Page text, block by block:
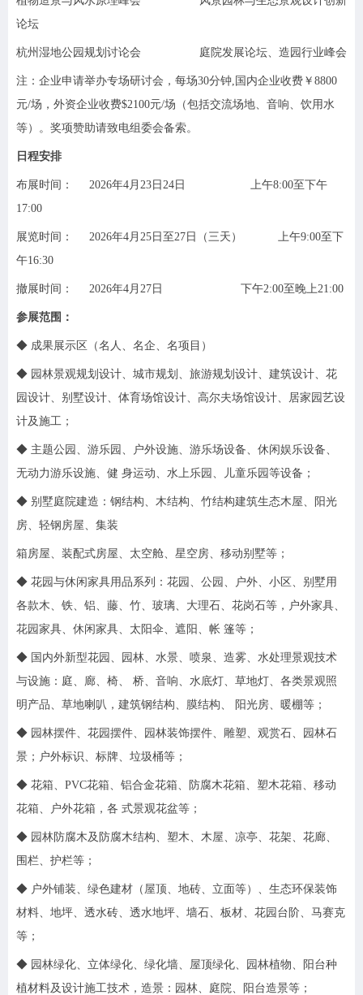
论坛
杭州湿地公园规划讨论会 庭院发展论坛、造园行业峰会
注：企业申请举办专场研讨会，每场30分钟,国内企业收费￥8800
元/场，外资企业收费$2100元/场（包括交流场地、音响、饮用水
等）。奖项赞助请致电组委会备索。
日程安排
布展时间： 2026年4月23日24日 上午8:00至下午
17:00
展览时间： 2026年4月25日至27日（三天） 上午9:00至下
午16:30
撤展时间： 2026年4月27日 下午2:00至晚上21:00
参展范围：
◆ 成果展示区（名人、名企、名项目）
◆ 园林景观规划设计、城市规划、旅游规划设计、建筑设计、花
园设计、别墅设计、体育场馆设计、高尔夫场馆设计、居家园艺设
计及施工；
◆ 主题公园、游乐园、户外设施、游乐场设备、休闲娱乐设备、
无动力游乐设施、健 身运动、水上乐园、儿童乐园等设备；
◆ 别墅庭院建造：钢结构、木结构、竹结构建筑生态木屋、阳光
房、轻钢房屋、集装
箱房屋、装配式房屋、太空舱、星空房、移动别墅等；
◆ 花园与休闲家具用品系列：花园、公园、户外、小区、别墅用
各款木、铁、铝、藤、竹、玻璃、大理石、花岗石等，户外家具、
花园家具、休闲家具、太阳伞、遮阳、帐 篷等；
◆ 国内外新型花园、园林、水景、喷泉、造雾、水处理景观技术
与设施：庭、廊、椅、 桥、音响、水底灯、草地灯、各类景观照
明产品、草地喇叭，建筑钢结构、膜结构、 阳光房、暖棚等；
◆ 园林摆件、花园摆件、园林装饰摆件、雕塑、观赏石、园林石
景；户外标识、标牌、垃圾桶等；
◆ 花箱、PVC花箱、铝合金花箱、防腐木花箱、塑木花箱、移动
花箱、户外花箱，各 式景观花盆等；
◆ 园林防腐木及防腐木结构、塑木、木屋、凉亭、花架、花廊、
围栏、护栏等；
◆ 户外铺装、绿色建材（屋顶、地砖、立面等）、生态环保装饰
材料、地坪、透水砖、透水地坪、墙⽯、板材、花园台阶、⻢赛克
等；
◆ 园林绿化、立体绿化、绿化墙、屋顶绿化、园林植物、阳台种
植材料及设计施工技术，造景：园林、庭院、阳台造景等；